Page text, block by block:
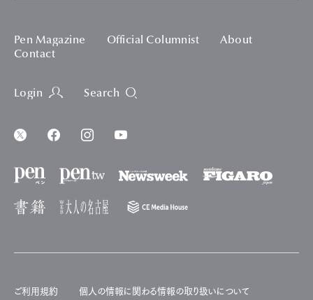
Pen Magazine Official Columnist
About
Contact
Login Search
ご利用規約 個人の情報に関わる情報の取り扱いについて